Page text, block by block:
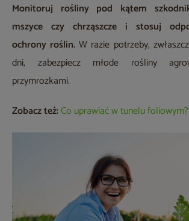
Monitoruj rośliny pod kątem
mszyce czy chrząszcze i stosuj
ochrony roślin. W razie potrzeby,
dni, zabezpiecz młode rośliny
przymrozkami.
Zobacz też:Co uprawiać w tunelu foliowym?